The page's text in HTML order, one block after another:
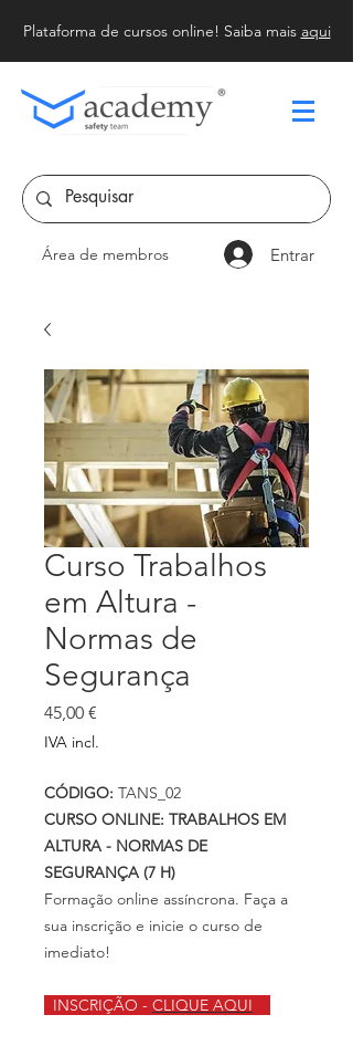
Plataforma de cursos online! Saiba mais aqui
Área de membros Entrar
Curso Trabalhos
em Altura -
Normas de
Segurança
45,00 €
IVA incl.
CÓDIGO: TANS_02
CURSO ONLINE: TRABALHOS EM
ALTURA - NORMAS DE
SEGURANÇA (7 H)
Formação online assíncrona. Faça a
sua inscrição e inicie o curso de
imediato!
INSCRIÇÃO - CLIQUE AQUI